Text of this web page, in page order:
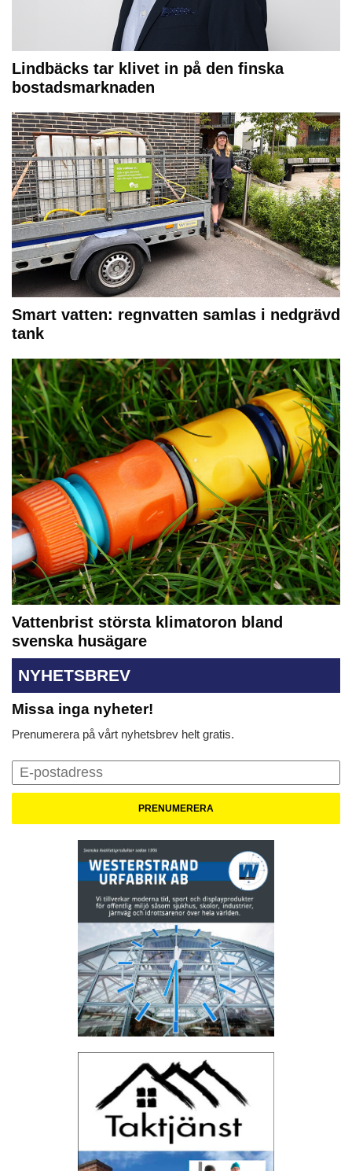
Lindbäcks tar klivet in på den finska
bostadsmarknaden
Smart vatten: regnvatten samlas i nedgrävd
tank
Vattenbrist största klimatoron bland
svenska husägare
NYHETSBREV
Missa inga nyheter!
Prenumerera på vårt nyhetsbrev helt gratis.